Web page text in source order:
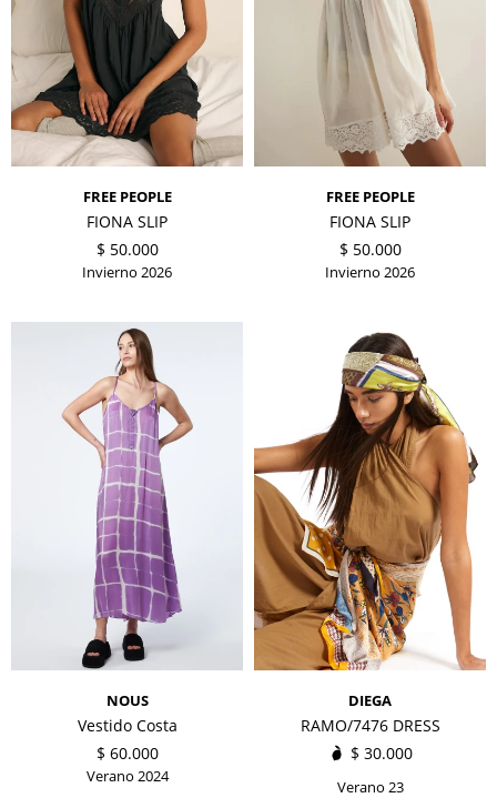
FREE PEOPLE
FIONA SLIP
$ 50.000
Invierno 2026
FREE PEOPLE
FIONA SLIP
$ 50.000
Invierno 2026
NOUS
Vestido Costa
$ 60.000
Verano 2024
DIEGA
RAMO/7476 DRESS
$ 30.000
Verano 23